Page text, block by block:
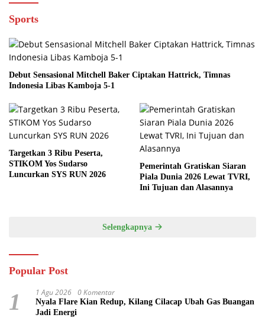
Sports
Debut Sensasional Mitchell Baker Ciptakan Hattrick, Timnas
Indonesia Libas Kamboja 5-1
Targetkan 3 Ribu Peserta,
STIKOM Yos Sudarso
Luncurkan SYS RUN 2026
Pemerintah Gratiskan Siaran
Piala Dunia 2026 Lewat TVRI,
Ini Tujuan dan Alasannya
Selengkapnya
Popular Post
1 1 Agu 2026 0 Komentar
Nyala Flare Kian Redup, Kilang Cilacap Ubah Gas Buangan
Jadi Energi